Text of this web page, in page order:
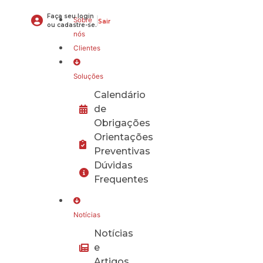
Sobre
nós
Clientes
Soluções
Calendário
de
Obrigações
Orientações
Preventivas
Dúvidas
Frequentes
Notícias
Notícias
e
Faça seu login
ou cadastre-se. Sair